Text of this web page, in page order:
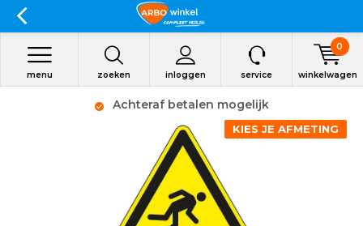
zoeken inloggen
menu service winkelwagen
0
Achteraf betalen mogelijk
KIES JE AFMETING